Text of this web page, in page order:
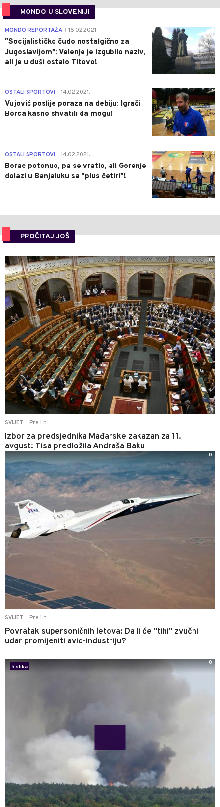
MONDO U SLOVENIJI
4
MONDO REPORTAŽA 16.02.2021.
"Socijalističko čudo nostalgično za
Jugoslavijom": Velenje je izgubilo naziv,
ali je u duši ostalo Titovo!
1
OSTALI SPORTOVI 14.02.2021.
Vujović poslije poraza na debiju: Igrači
Borca kasno shvatili da mogu!
3
OSTALI SPORTOVI 14.02.2021.
Borac potonuo, pa se vratio, ali Gorenje
dolazi u Banjaluku sa "plus četiri"!
PROČITAJ JOŠ
SVIJET Pre 1 h
Izbor za predsjednika Mađarske zakazan za 11.
avgust: Tisa predložila Andraša Baku
0
SVIJET Pre 1 h
Povratak supersoničnih letova: Da li će "tihi" zvučni
udar promijeniti avio-industriju?
0
5 slika
0